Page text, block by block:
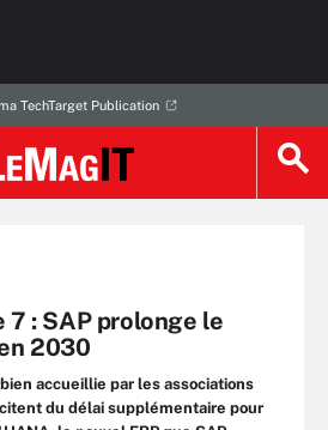
TechTarget Publication
7 : SAP prolonge le
2030
accueillie par les associations
du délai supplémentaire pour